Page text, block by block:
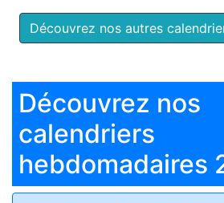
Découvrez nos autres
Découvrez nos
calendriers
hebdomadaires